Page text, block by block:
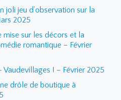
joli jeu d’observation sur la
2025
mise sur les décors et la
romantique – Février
Vaudevillages ! – Février 2025
drôle de boutique à